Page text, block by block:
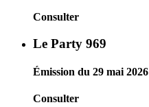
Consulter
Le Party 969
Émission du 29 mai 2026
Consulter